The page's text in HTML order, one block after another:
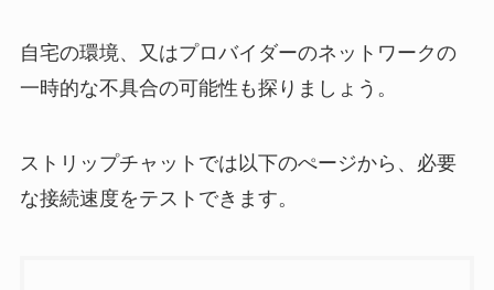
自宅の環境、又はプロバイダーのネットワークの
一時的な不具合の可能性も探りましょう。
ストリップチャットでは以下のぺージから、必要
な接続速度をテストできます。